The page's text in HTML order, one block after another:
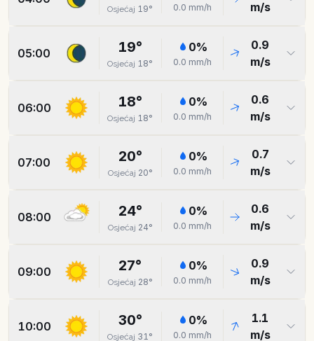
Osjećaj 19° 0.0 mm/h
m/s
05:00 19°
Osjećaj 18°
0%
0.0 mm/h
0.9
m/s
06:00 18°
Osjećaj 18°
0%
0.0 mm/h
0.6
m/s
07:00 20°
Osjećaj 20°
0%
0.0 mm/h
0.7
m/s
08:00 24°
Osjećaj 24°
0%
0.0 mm/h
0.6
m/s
09:00 27°
Osjećaj 28°
0%
0.0 mm/h
0.9
m/s
10:00 30°
Osjećaj 31°
0%
0.0 mm/h
1.1
m/s